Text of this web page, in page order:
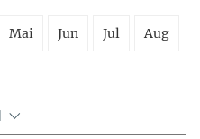
Mai Jun Jul Aug